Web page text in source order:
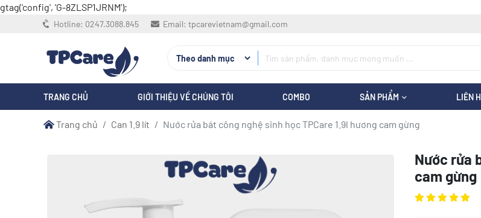
gtag('config', 'G-8ZLSP1JRNM');
Hotline: 0247.3088.845 Email: tpcarevietnam@gmail.com
TRANG CHỦ GIỚI THIỆU VỀ CHÚNG TÔI COMBO SẢN PHẨM LIÊN
Trang chủ Can 1.9 lít Nước rửa bát công nghệ sinh học TPCare 1.9l hương cam gừng
Nước rửa
cam gừng